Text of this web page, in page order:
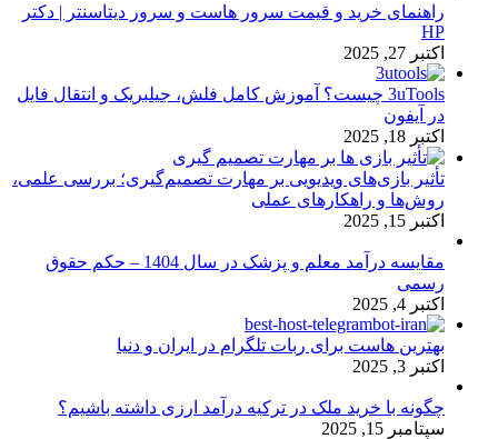
راهنمای خرید و قیمت سرور هاست و سرور دیتاسنتر | دکتر
HP
اکتبر 27, 2025
3uTools چیست؟ آموزش کامل فلش، جیلبریک و انتقال فایل
در آیفون
اکتبر 18, 2025
تأثیر بازی‌های ویدیویی بر مهارت تصمیم‌گیری؛ بررسی علمی،
روش‌ها و راهکارهای عملی
اکتبر 15, 2025
مقایسه درآمد معلم و پزشک در سال 1404 – حکم حقوق
رسمی
اکتبر 4, 2025
بهترین هاست برای ربات تلگرام در ایران و دنیا
اکتبر 3, 2025
چگونه با خرید ملک در ترکیه درآمد ارزی داشته باشیم؟
سپتامبر 15, 2025